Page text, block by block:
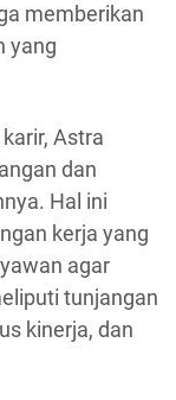
memberikan
yang
Astra
dan
Hal ini
kerja yang
agar
tunjangan
kinerja, dan